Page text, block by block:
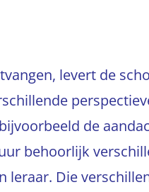
levert de
de
behoorlijk
leraar. Die